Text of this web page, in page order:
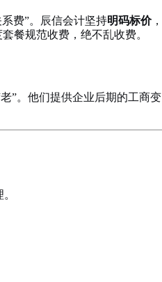
费”。辰信会计坚持明码标价，
餐规范收费，绝不乱收费。
”。他们提供企业后期的工商变